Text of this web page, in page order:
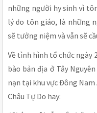
những người hy sinh vì
lý do tôn giáo, là những
sẽ tưởng niệm và vẫn sẽ
Về tình hình tổ chức ngày
bào bản địa ở Tây
nạn tại khu vực Đông Nam
Châu Tự Do hay: